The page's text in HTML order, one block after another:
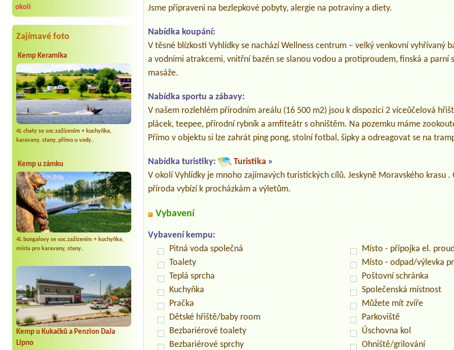
okolí
Zajímavé foto
Kemp Keramika
4L chaty se soc.zažízením + kuchyňka,
karavany, stany, přímo u vody..
Kemp u zámku
4L bungalovy se soc.zažízením + kuchyňka,
místa pro karavany, stany..
Kemp u Kukačků a Penzion DaJa
Lipno
Jsme připraveni na bezlepkové pobyty, alergie na potraviny a diety.
Nabídka koupání:
V těsné blízkosti Vyhlídky se nachází Wellness centrum – velký venkovní vyhřívaný
a vodními atrakcemi, vnitřní bazén se slanou vodou a protiproudem, finská a parní
masáže.
Nabídka sportu a zábavy:
V našem rozlehlém přírodním areálu (16 500 m2) jsou k dispozici 2 víceůčelová
plácek, teepee, přírodní rybník a amfiteátr s ohništěm. Na pozemku máme
Přímo v objektu si lze zahrát ping pong, stolní fotbal, šipky a odreagovat se na
Nabídka turistiky: Turistika »
V okolí Vyhlídky je mnoho zajímavých turistických cílů. Jeskyně Moravského krasu .
příroda vybízí k procházkám a výletům.
Vybavení
Vybavení kempu:
Pitná voda společná
Toalety
Teplá sprcha
Kuchyňka
Pračka
Dětské hřiště/baby room
Bezbariérové toalety
Bezbariérové sprchy
Místo - přípojka el.
Místo - odpad/výlevka
Poštovní schránka
Společenská místnost
Můžete mít zvíře
Parkoviště
Úschovna kol
Ohniště/grilování